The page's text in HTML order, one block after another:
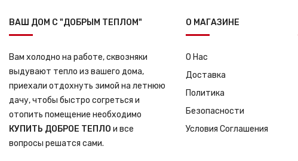
ВАШ ДОМ С "ДОБРЫМ ТЕПЛОМ"
Вам холодно на работе, сквозняки
выдувают тепло из вашего дома,
приехали отдохнуть зимой на летнюю
дачу, чтобы быстро согреться и
отопить помещение необходимо
КУПИТЬ ДОБРОЕ ТЕПЛО и все
вопросы решатся сами.
О МАГАЗИНЕ
О Нас
Доставка
Политика
Безопасности
Условия Соглашения